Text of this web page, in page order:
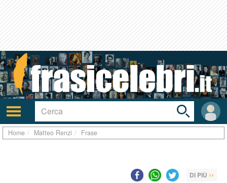
Attiva/disattiva
navigazione
User
area
Toggle
search
bar
Home Matteo Renzi Frase
DI PIÙ ››